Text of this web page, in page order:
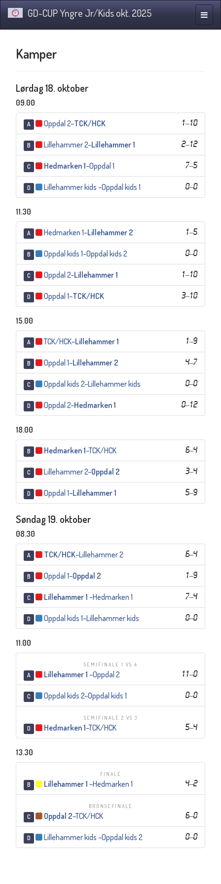
GD-CUP Yngre Jr/Kids okt. 2025
Kamper
Lørdag 18. oktober
09.00
A 1–10
Oppdal 2–TCK/HCK
B 2–12
Lillehammer 2–Lillehammer 1
C 7–5
Hedmarken 1–Oppdal 1
D 0–0
Lillehammer kids–Oppdal kids 1
11.30
A 1–5
Hedmarken 1–Lillehammer 2
B 0–0
Oppdal kids 1–Oppdal kids 2
C 1–10
Oppdal 2–Lillehammer 1
D 3–10
Oppdal 1–TCK/HCK
15.00
A 1–9
TCK/HCK–Lillehammer 1
B 4–7
Oppdal 1–Lillehammer 2
C 0–0
Oppdal kids 2–Lillehammer kids
D 0–12
Oppdal 2–Hedmarken 1
18.00
B 6–4
Hedmarken 1–TCK/HCK
C 3–4
Lillehammer 2–Oppdal 2
D 5–9
Oppdal 1–Lillehammer 1
Søndag 19. oktober
08.30
A 6–4
TCK/HCK–Lillehammer 2
B 1–9
Oppdal 1–Oppdal 2
C 7–4
Lillehammer 1–Hedmarken 1
D 0–0
Oppdal kids 1–Lillehammer kids
11.00
SEMIFINALE 1 VS 4
A 11–0
Lillehammer 1–Oppdal 2
C 0–0
Oppdal kids 2–Oppdal kids 1
SEMIFINALE 2 VS 3
D 5–4
Hedmarken 1–TCK/HCK
13.30
FINALE
B 4–2
Lillehammer 1–Hedmarken 1
BRONSEFINALE
C 6–0
Oppdal 2–TCK/HCK
D 0–0
Lillehammer kids–Oppdal kids 2